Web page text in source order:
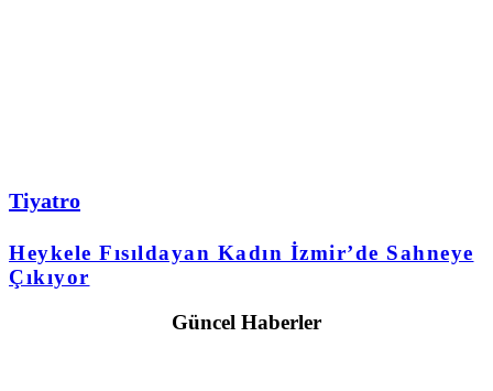
Tiyatro
Heykele Fısıldayan Kadın İzmir’de Sahneye
Çıkıyor
Güncel Haberler